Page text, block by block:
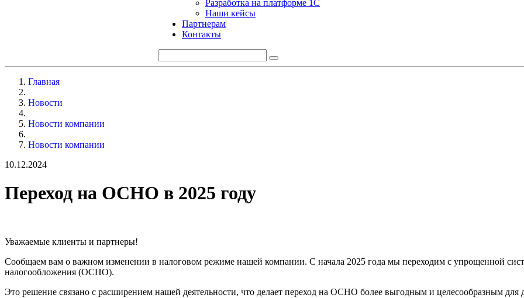
Разработка на платформе 1С
Наши кейсы
Партнерам
Контакты
Главная
Новости
Новости компании
Новости компании
10.12.2024
Переход на ОСНО в 2025 году
Уважаемые клиенты и партнеры!
Сообщаем вам о важном изменении в налоговом режиме нашей компании. С начала 2025 года мы переходим с упрощенной
налогообложения (ОСНО).
Это решение связано с расширением нашей деятельности, что делает переход на ОСНО более выгодным и целесообразным для